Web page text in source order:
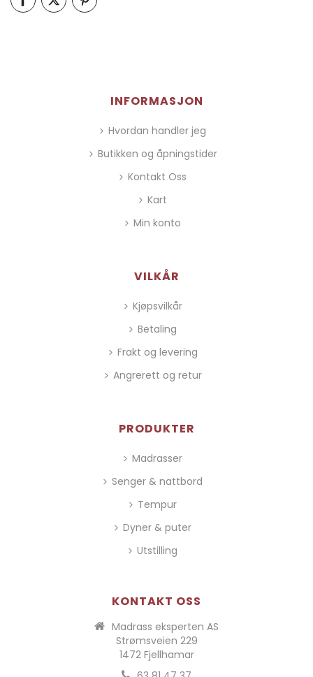
INFORMASJON
Hvordan handler jeg
Butikken og åpningstider
Kontakt Oss
Kart
Min konto
VILKÅR
Kjøpsvilkår
Betaling
Frakt og levering
Angrerett og retur
PRODUKTER
Madrasser
Senger & nattbord
Tempur
Dyner & puter
Utstilling
KONTAKT OSS
Madrass eksperten AS
Strømsveien 229
1472 Fjellhamar